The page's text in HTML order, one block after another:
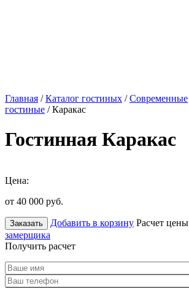
Главная /Каталог гостиных /Современные
гостиные / Каракас
Гостинная Каракас
Цена:
от 40 000 руб.
Заказать Добавить в корзину Расчет цены
замерщика
Получить расчет